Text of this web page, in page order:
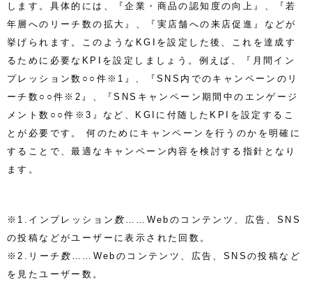
します。具体的には、『企業・商品の認知度の向上』、『若
年層へのリーチ数の拡大』、『実店舗への来店促進』などが
挙げられます。このようなKGIを設定した後、これを達成す
るために必要なKPIを設定しましょう。例えば、『月間イン
プレッション数○○件※1』、『SNS内でのキャンペーンのリ
ーチ数○○件※2』、『SNSキャンペーン期間中のエンゲージ
メント数○○件※3』など、KGIに付随したKPIを設定するこ
とが必要です。何のためにキャンペーンを行うのかを明確に
することで 、最適なキャンペーン内容を検討する指針となり
ます。
※1.インプレッション 数……Webのコンテンツ、広告、SNS
の投稿などがユーザーに表示された回数。
※2. リーチ 数…… Webのコンテンツ、広告、SNSの投稿など
を見たユーザー数。